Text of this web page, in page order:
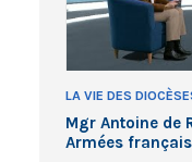
LA VIE DES
Mgr Antoine de
Armées